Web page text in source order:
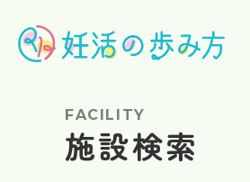
❶妊活スタート
不妊治療
FACILITY
施設検索